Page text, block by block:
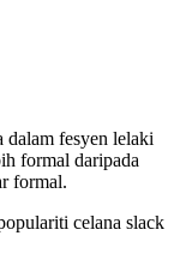
dalam fesyen lelaki
formal daripada
formal.
celana slack